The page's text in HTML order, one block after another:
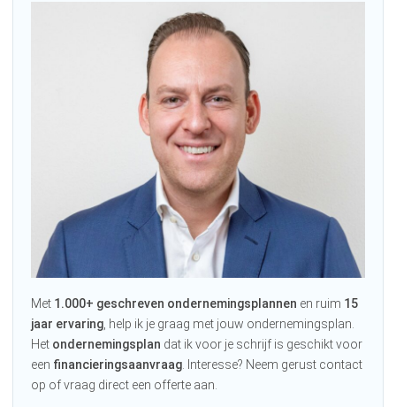
Met 1.000+ geschreven ondernemingsplannen en ruim 15
jaar ervaring , help ik je graag met jouw ondernemingsplan.
Het ondernemingsplan dat ik voor je schrijf is geschikt voor
een financieringsaanvraag . Interesse? Neem gerust contact
op of vraag direct een offerte aan.